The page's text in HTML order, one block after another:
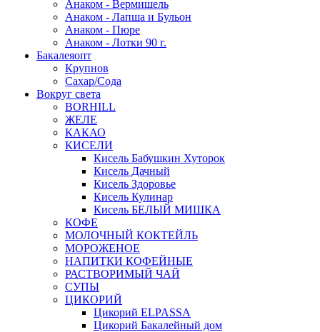
Анаком - Вермишель
Анаком - Лапша и Бульон
Анаком - Пюре
Анаком - Лотки 90 г.
Бакалеяопт
Крупнов
Сахар/Сода
Вокруг света
BORHILL
ЖЕЛЕ
КАКАО
КИСЕЛИ
Кисель Бабушкин Хуторок
Кисель Дачный
Кисель Здоровье
Кисель Кулинар
Кисель БЕЛЫЙ МИШКА
КОФЕ
МОЛОЧНЫЙ КОКТЕЙЛЬ
МОРОЖЕНОЕ
НАПИТКИ КОФЕЙНЫЕ
РАСТВОРИМЫЙ ЧАЙ
СУПЫ
ЦИКОРИЙ
Цикорий ELPASSA
Цикорий Бакалейный дом